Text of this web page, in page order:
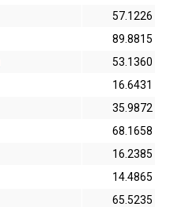
57.1226
89.8815
53.1360
16.6431
35.9872
68.1658
16.2385
14.4865
65.5235